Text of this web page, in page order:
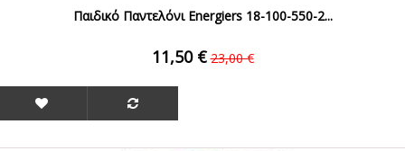
Παιδικό Παντελόνι Energiers 18-100-550-2...
11,50 € 23,00 €